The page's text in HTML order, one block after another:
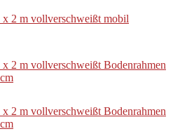
2 m vollverschweißt mobil
2 m vollverschweißt Bodenrahmen
2 m vollverschweißt Bodenrahmen